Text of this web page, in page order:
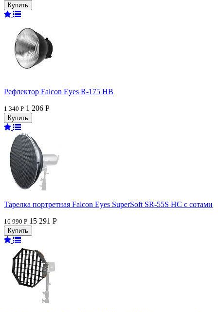
Рефлектор Falcon Eyes R-175 HB
1 340 Р 1 206 Р
Тарелка портретная Falcon Eyes SuperSoft SR-55S HC c сотами
16 990 Р 15 291 Р